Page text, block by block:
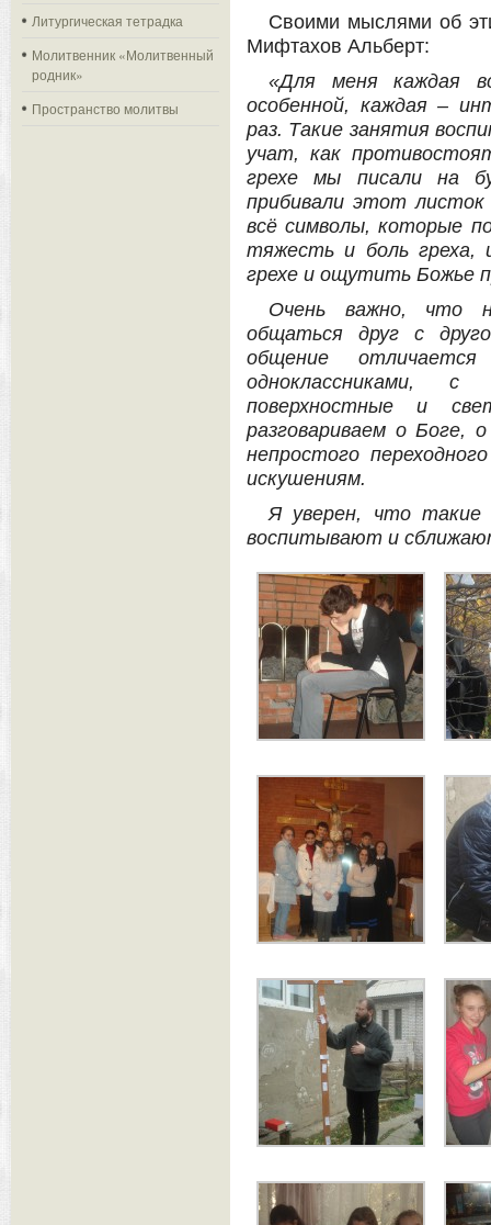
Литургическая тетрадка
Молитвенник «Молитвенный
родник»
Пространство молитвы
Своими мыслями об
Мифтахов Альберт:
«Для меня каждая
особенной, каждая –
раз. Такие занятия
учат, как
грехе мы писали на
прибивали этот
всё символы, которые
тяжесть и боль
грехе и ощутить Божье
Очень важно, что
общаться друг с
общение
одноклассниками,
поверхностные и
разговариваем о Боге,
непростого
искушениям.
Я уверен, что такие
воспитывают и